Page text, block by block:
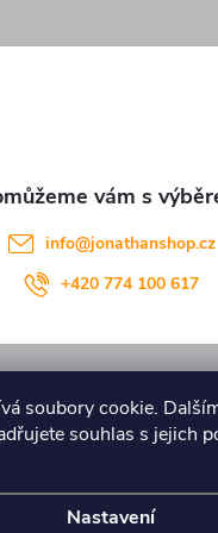
soubory cookie.
souhlas s jejich
Nastavení
info@jonathanshop.cz
+420 774 100 617